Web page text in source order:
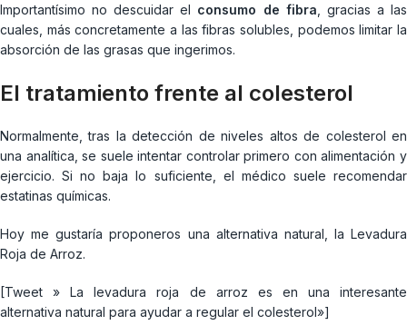
Importantísimo no descuidar el consumo de fibra , gracias a las
cuales, más concretamente a las fibras solubles, podemos limitar la
absorción de las grasas que ingerimos.
El tratamiento frente al colesterol
Normalmente, tras la detección de niveles altos de colesterol en
una analítica, se suele intentar controlar primero con alimentación y
ejercicio. Si no baja lo suficiente, el médico suele recomendar
estatinas químicas.
Hoy me gustaría proponeros una alternativa natural, la Levadura
Roja de Arroz.
[Tweet » La levadura roja de arroz es en una interesante
alternativa natural para ayudar a regular el colesterol»]